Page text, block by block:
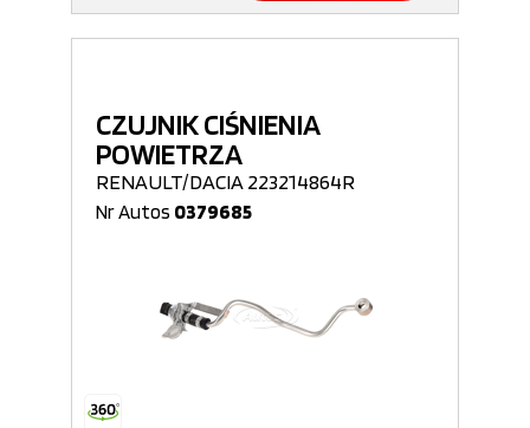
CZUJNIK CIŚNIENIA
POWIETRZA
RENAULT/DACIA 223214864R
Nr Autos 0379685